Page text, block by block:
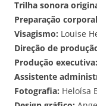
Trilha sonora
Preparação
Visagismo: Louise
Direção de
Produção executiva:
Assistente
Fotografia: Heloísa